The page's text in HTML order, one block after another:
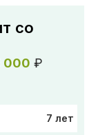
со
000 ₽
7 лет